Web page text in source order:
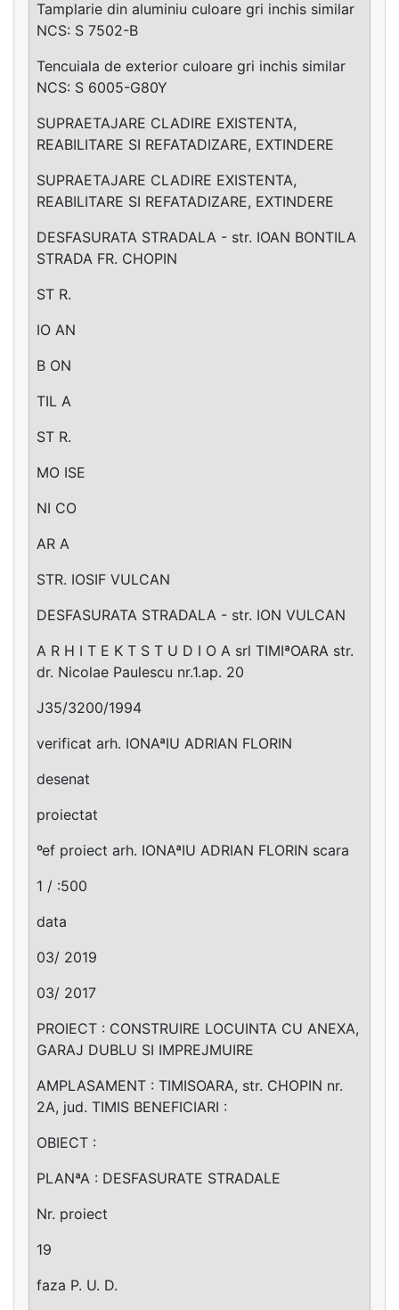
Tamplarie din aluminiu culoare gri inchis similar
NCS: S 7502-B
Tencuiala de exterior culoare gri inchis similar
NCS: S 6005-G80Y
SUPRAETAJARE CLADIRE EXISTENTA,
REABILITARE SI REFATADIZARE, EXTINDERE
SUPRAETAJARE CLADIRE EXISTENTA,
REABILITARE SI REFATADIZARE, EXTINDERE
DESFASURATA STRADALA - str. IOAN BONTILA
STRADA FR. CHOPIN
ST R.
IO AN
B ON
TIL A
ST R.
MO ISE
NI CO
AR A
STR. IOSIF VULCAN
DESFASURATA STRADALA - str. ION VULCAN
A R H I T E K T S T U D I O A srl TIMIªOARA str.
dr. Nicolae Paulescu nr.1.ap. 20
J35/3200/1994
verificat arh. IONAªIU ADRIAN FLORIN
desenat
proiectat
ºef proiect arh. IONAªIU ADRIAN FLORIN scara
1 / :500
data
03/ 2019
03/ 2017
PROIECT : CONSTRUIRE LOCUINTA CU ANEXA,
GARAJ DUBLU SI IMPREJMUIRE
AMPLASAMENT : TIMISOARA, str. CHOPIN nr.
2A, jud. TIMIS BENEFICIARI :
OBIECT :
PLANªA : DESFASURATE STRADALE
Nr. proiect
19
faza P. U. D.